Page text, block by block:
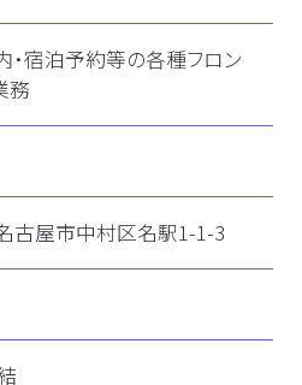
・宿泊予約等の各種フロン
務
屋市中村区名駅1-1-3